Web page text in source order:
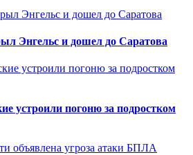
Энгельс и дошел до Саратова
устроили погоню за подростком